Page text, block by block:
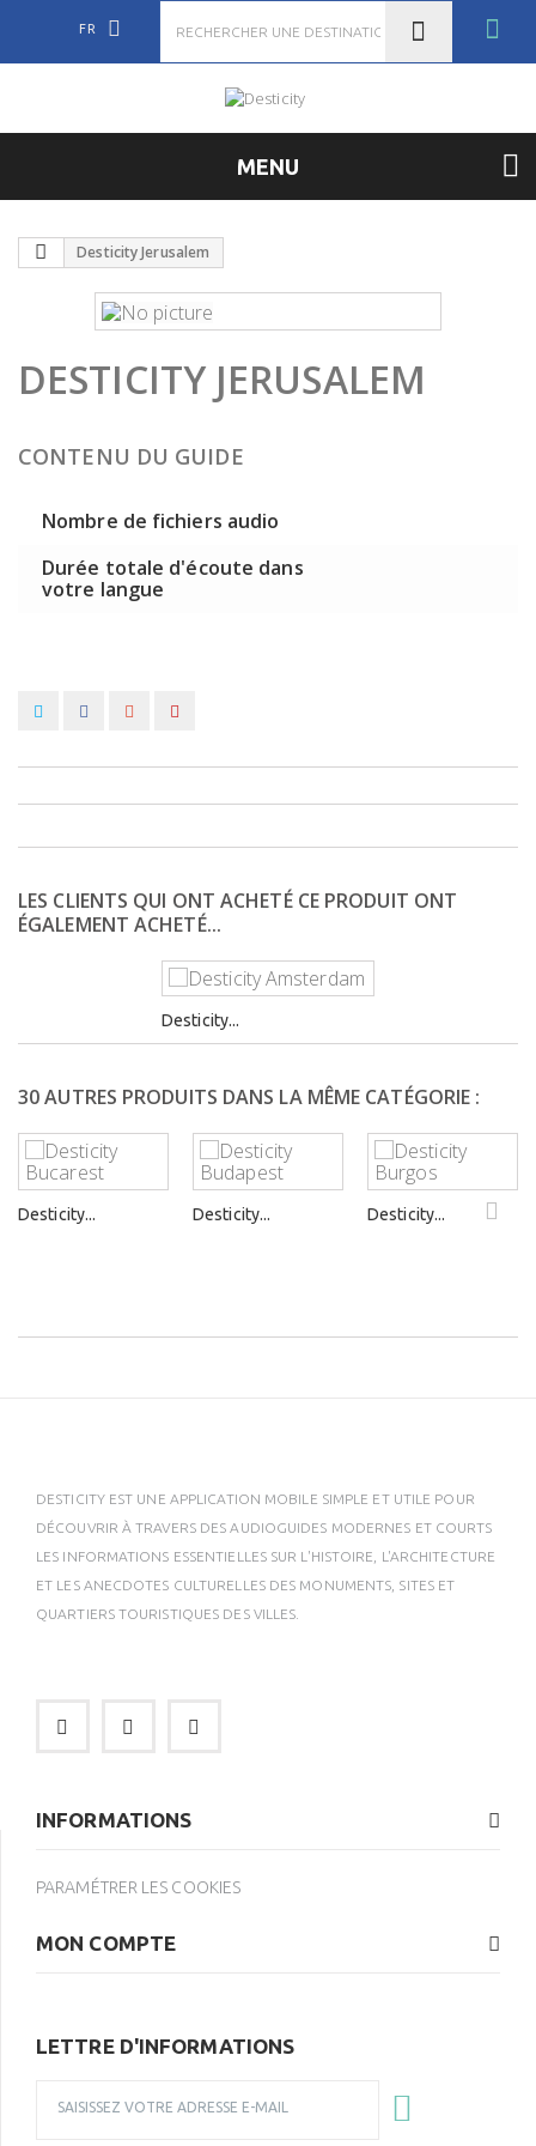
FR
MENU
Desticity Jerusalem
DESTICITY JERUSALEM
CONTENU DU GUIDE
Nombre de fichiers audio
Durée totale d'écoute dans
votre langue
LES CLIENTS QUI ONT ACHETÉ CE PRODUIT ONT
ÉGALEMENT ACHETÉ...
Desticity...
30 AUTRES PRODUITS DANS LA MÊME CATÉGORIE :
Desticity... Desticity... Desticity...
DESTICITY EST UNE APPLICATION MOBILE SIMPLE ET UTILE POUR
DÉCOUVRIR À TRAVERS DES AUDIOGUIDES MODERNES ET COURTS
LES INFORMATIONS ESSENTIELLES SUR L'HISTOIRE, L'ARCHITECTURE
ET LES ANECDOTES CULTURELLES DES MONUMENTS, SITES ET
QUARTIERS TOURISTIQUES DES VILLES.
INFORMATIONS
PARAMÉTRER LES COOKIES
MON COMPTE
LETTRE D'INFORMATIONS